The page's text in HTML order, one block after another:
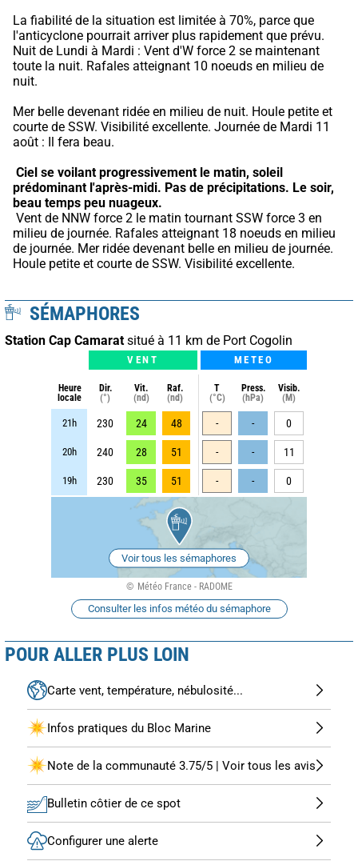
La fiabilité de la situation est limitée à 70%, parce que
l'anticyclone pourrait arriver plus rapidement que prévu.
Nuit de Lundi à Mardi : Vent d'W force 2 se maintenant
toute la nuit. Rafales atteignant 10 noeuds en milieu de
nuit.
Mer belle devenant ridée en milieu de nuit. Houle petite et
courte de SSW. Visibilité excellente. Journée de Mardi 11
août : Il fera beau.
Ciel se voilant progressivement le matin, soleil
prédominant l'après-midi. Pas de précipitations. Le soir,
beau temps peu nuageux.
milieu de journée. Rafales atteignant 18 noeuds en milieu
de journée. Mer ridée devenant belle en milieu de journée.
Houle petite et courte de SSW. Visibilité excellente.
SÉMAPHORES
Station Cap Camarat situé à 11 km de Port Cogolin
VENT METEO
Heure
locale
Dir.
(°)
Vit.
(nd)
Raf.
(nd)
T
(°C)
Press.
(hPa)
Visib.
(M)
21h 230 24 48 - - 0
20h 240 28 51 - - 11
19h 230 35 51 - - 0
Voir tous les sémaphores
Météo France - RADOME
Consulter les infos météo du sémaphore
POUR ALLER PLUS LOIN
Carte vent, température, nébulosité...
Infos pratiques du Bloc Marine
Note de la communauté 3.75/5 | Voir tous les avis
Bulletin côtier de ce spot
Configurer une alerte